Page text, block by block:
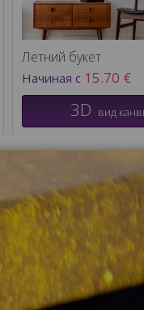
Летний букет
Начиная с 15.70 €
3D вид